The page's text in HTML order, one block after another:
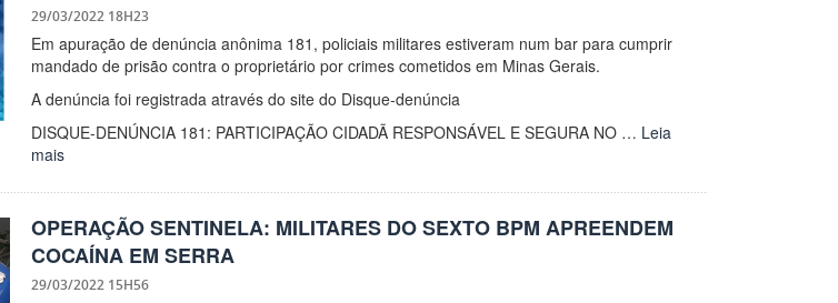
29/03/2022 18H23
Em apuração de denúncia anônima 181, policiais militares estiveram num bar para cumprir
mandado de prisão contra o proprietário por crimes cometidos em Minas Gerais.
A denúncia foi registrada através do site do Disque-denúncia
DISQUE-DENÚNCIA 181: PARTICIPAÇÃO CIDADÃ RESPONSÁVEL E SEGURA NO … Leia
mais
OPERAÇÃO SENTINELA: MILITARES DO SEXTO BPM APREENDEM
COCAÍNA EM SERRA
29/03/2022 15H56